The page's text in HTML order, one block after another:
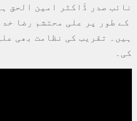
نائب صدر ڈٓاکٹر امین الحق
کے طور پر علی محتشم رضا
ہیں۔ تقریب کی نظامت بھی
کی۔